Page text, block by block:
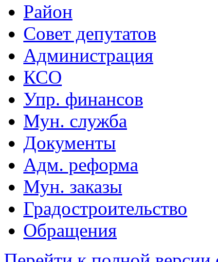
Район
Совет депутатов
Администрация
КСО
Упр. финансов
Мун. служба
Документы
Адм. реформа
Мун. заказы
Градостроительство
Обращения